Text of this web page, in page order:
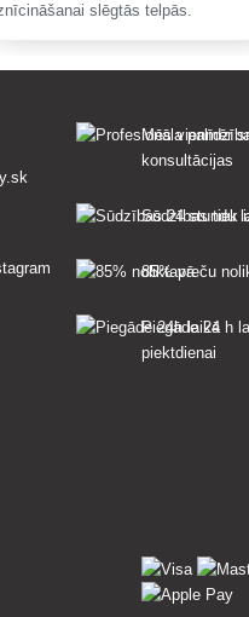
slēgtās telpās.
Mēs vienmēr
konsultācijas
Sūdzības tiek
85% preču
Piegāde 24 h
piektdienai